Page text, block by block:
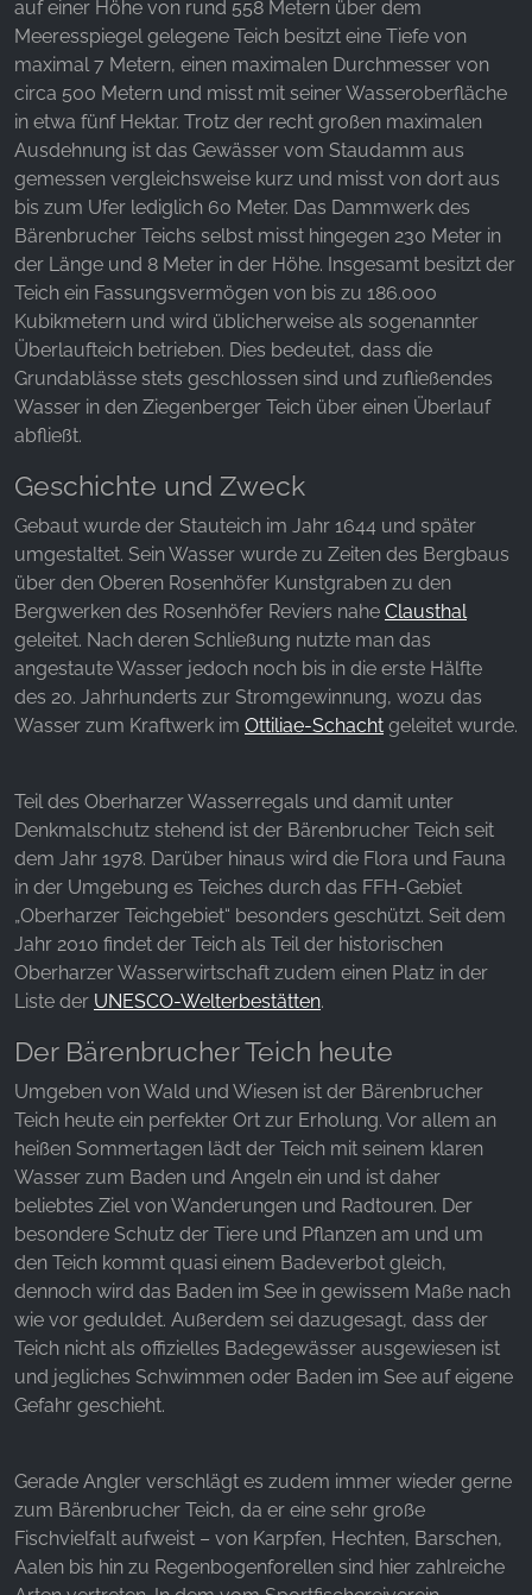
auf einer Höhe von rund 558 Metern über dem
Meeresspiegel gelegene Teich besitzt eine Tiefe von
maximal 7 Metern, einen maximalen Durchmesser von
circa 500 Metern und misst mit seiner Wasseroberfläche
in etwa fünf Hektar. Trotz der recht großen maximalen
Ausdehnung ist das Gewässer vom Staudamm aus
gemessen vergleichsweise kurz und misst von dort aus
bis zum Ufer lediglich 60 Meter. Das Dammwerk des
Bärenbrucher Teichs selbst misst hingegen 230 Meter in
der Länge und 8 Meter in der Höhe. Insgesamt besitzt der
Teich ein Fassungsvermögen von bis zu 186.000
Kubikmetern und wird üblicherweise als sogenannter
Überlaufteich betrieben. Dies bedeutet, dass die
Grundablässe stets geschlossen sind und zufließendes
Wasser in den Ziegenberger Teich über einen Überlauf
abfließt.
Geschichte und Zweck
Gebaut wurde der Stauteich im Jahr 1644 und später
umgestaltet. Sein Wasser wurde zu Zeiten des Bergbaus
über den Oberen Rosenhöfer Kunstgraben zu den
Bergwerken des Rosenhöfer Reviers nahe Clausthal
geleitet. Nach deren Schließung nutzte man das
angestaute Wasser jedoch noch bis in die erste Hälfte
des 20. Jahrhunderts zur Stromgewinnung, wozu das
Wasser zum Kraftwerk im Ottiliae-Schacht geleitet wurde.
Teil des Oberharzer Wasserregals und damit unter
Denkmalschutz stehend ist der Bärenbrucher Teich seit
dem Jahr 1978. Darüber hinaus wird die Flora und Fauna
in der Umgebung es Teiches durch das FFH-Gebiet
„Oberharzer Teichgebiet“ besonders geschützt. Seit dem
Jahr 2010 findet der Teich als Teil der historischen
Oberharzer Wasserwirtschaft zudem einen Platz in der
Liste der UNESCO-Welterbestätten.
Der Bärenbrucher Teich heute
Umgeben von Wald und Wiesen ist der Bärenbrucher
Teich heute ein perfekter Ort zur Erholung. Vor allem an
heißen Sommertagen lädt der Teich mit seinem klaren
Wasser zum Baden und Angeln ein und ist daher
beliebtes Ziel von Wanderungen und Radtouren. Der
besondere Schutz der Tiere und Pflanzen am und um
den Teich kommt quasi einem Badeverbot gleich,
dennoch wird das Baden im See in gewissem Maße nach
wie vor geduldet. Außerdem sei dazugesagt, dass der
Teich nicht als offizielles Badegewässer ausgewiesen ist
und jegliches Schwimmen oder Baden im See auf eigene
Gefahr geschieht.
Gerade Angler verschlägt es zudem immer wieder gerne
zum Bärenbrucher Teich, da er eine sehr große
Fischvielfalt aufweist – von Karpfen, Hechten, Barschen,
Aalen bis hin zu Regenbogenforellen sind hier zahlreiche
Facebook Pixel
_fbp, fr, _fbq, fbq
Anbieter:
Facebook Ireland Ltd.
Werbemessung und Marketing
Cookie Laufzeit:
3 Monate - 1 Jahr
STATISTIK
Statistik Cookies erfassen Informationen anonym.
unsere Besucher unsere Website nutzen.
Google Analytics
Name:
_ga, _gid, _gac_gb_
Anbieter:
Google LLC
Erhebung von Statistiken zur Website-Nutzung
Cookie Laufzeit:
24 Stunden - 2 Jahre
EXTERNE MEDIEN
Um Inhalte von Videoplattformen und Social Media
diesen externen Medien Cookies gesetzt.
YouTube